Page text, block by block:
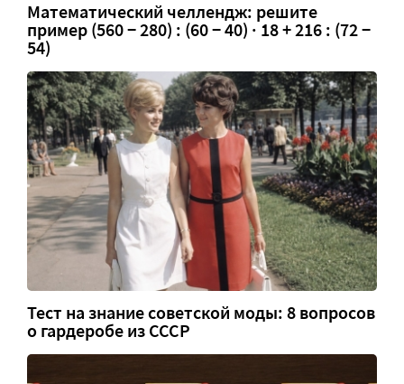
Математический челлендж: решите
пример (560 − 280) : (60 − 40) · 18 + 216 : (72 −
54)
Тест на знание советской моды: 8 вопросов
о гардеробе из СССР